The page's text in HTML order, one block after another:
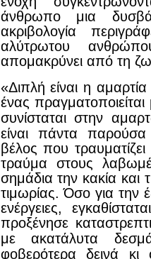
άνθρωπο μια
ακριβολογία
αλύτρωτου
απομακρύνει από τη
«Διπλή είναι η
ένας
συνίσταται στην
είναι πάντα
βέλος που
τραύμα στους
σημάδια την κακία
τιμωρίας. Όσο για την
ενέργειες,
προξένησε
με ακατάλυτα
φοβερότερα δεινά κι